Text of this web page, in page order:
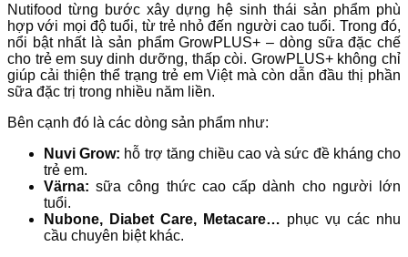
Nutifood từng bước xây dựng hệ sinh thái sản phẩm phù
hợp với mọi độ tuổi, từ trẻ nhỏ đến người cao tuổi. Trong đó,
nổi bật nhất là sản phẩm GrowPLUS+ – dòng sữa đặc chế
cho trẻ em suy dinh dưỡng, thấp còi. GrowPLUS+ không chỉ
giúp cải thiện thể trạng trẻ em Việt mà còn dẫn đầu thị phần
sữa đặc trị trong nhiều năm liền.
Bên cạnh đó là các dòng sản phẩm như:
Nuvi Grow: hỗ trợ tăng chiều cao và sức đề kháng cho
trẻ em.
Värna: sữa công thức cao cấp dành cho người lớn
tuổi.
Nubone, Diabet Care, Metacare… phục vụ các nhu
cầu chuyên biệt khác.